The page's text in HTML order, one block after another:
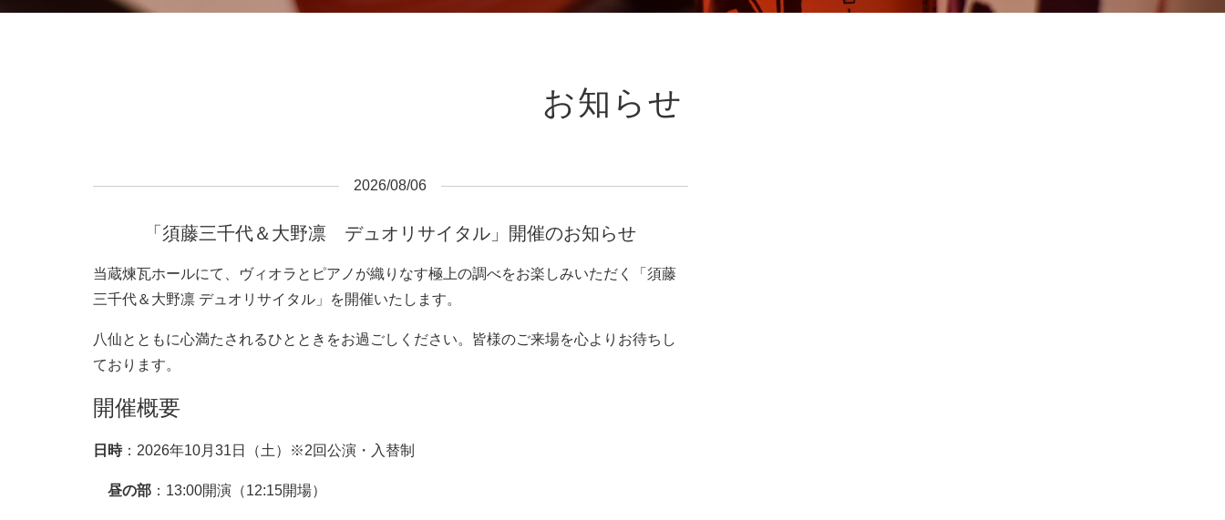
お知らせ
2026/08/06
「須藤三千代＆大野凛 デュオリサイタル」開催のお知らせ
当蔵煉瓦ホールにて、ヴィオラとピアノが織りなす極上の調べをお楽しみいただく「須藤
三千代＆大野凛 デュオリサイタル」を開催いたします。
八仙とともに心満たされるひとときをお過ごしください。皆様のご来場を心よりお待ちし
ております。
開催概要
日時：2026年10月31日（土）※2回公演・入替制
昼の部 ：13:00開演（12:15開場）